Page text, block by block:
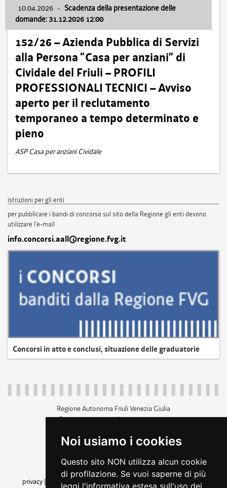
Noi usiamo i cookies
Questo sito NON utilizza alcun cookie
di profilazione. Se vuoi saperne di più
leggi l'informativa estesa sull'uso dei
10.04.2026 - Scadenza della presentazione delle
domande: 31.12.2026 12:00
152/26 – Azienda Pubblica di Servizi
alla Persona “Casa per anziani” di
Cividale del Friuli – PROFILI
PROFESSIONALI TECNICI – Avviso
aperto per il reclutamento
temporaneo a tempo determinato e
pieno
ASP Casa per anziani Cividale
istruzioni per gli enti
per pubblicare i bandi di concorso sul sito della Regione gli enti devono
utilizzare l'e-mail
info.concorsi.aall@regione.fvg.it
Concorsi in atto e conclusi, situazione delle graduatorie
Regione Autonoma Friuli Venezia Giulia
c.f. 80014930327; p.iva 00526040324
+39 040 3771111
amministrazione trasparente
privacy
cookie |note legali accessibilità
dichiarazione di